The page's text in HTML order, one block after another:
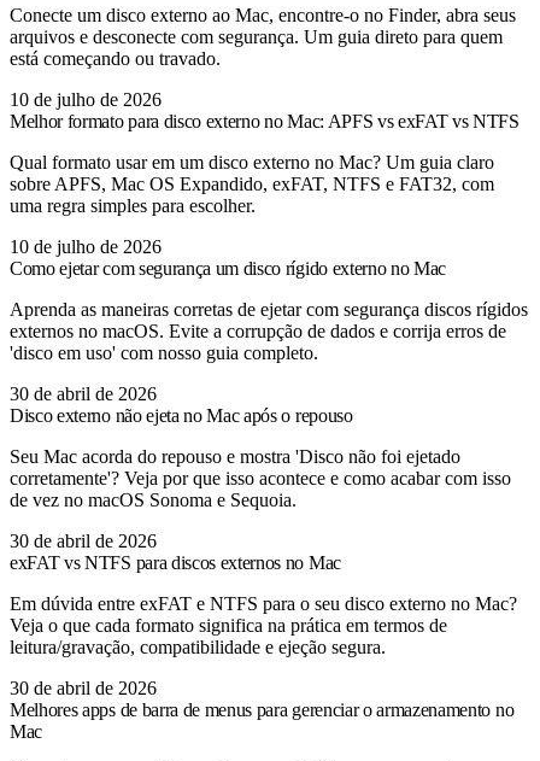
Conecte um disco externo ao Mac, encontre-o no Finder, abra seus
arquivos e desconecte com segurança. Um guia direto para quem
está começando ou travado.
10 de julho de 2026
Melhor formato para disco externo no Mac: APFS vs exFAT vs NTFS
Qual formato usar em um disco externo no Mac? Um guia claro
sobre APFS, Mac OS Expandido, exFAT, NTFS e FAT32, com
uma regra simples para escolher.
10 de julho de 2026
Como ejetar com segurança um disco rígido externo no Mac
Aprenda as maneiras corretas de ejetar com segurança discos rígidos
externos no macOS. Evite a corrupção de dados e corrija erros de
'disco em uso' com nosso guia completo.
30 de abril de 2026
Disco externo não ejeta no Mac após o repouso
Seu Mac acorda do repouso e mostra 'Disco não foi ejetado
corretamente'? Veja por que isso acontece e como acabar com isso
de vez no macOS Sonoma e Sequoia.
30 de abril de 2026
exFAT vs NTFS para discos externos no Mac
Em dúvida entre exFAT e NTFS para o seu disco externo no Mac?
Veja o que cada formato significa na prática em termos de
leitura/gravação, compatibilidade e ejeção segura.
30 de abril de 2026
Melhores apps de barra de menus para gerenciar o armazenamento no
Mac